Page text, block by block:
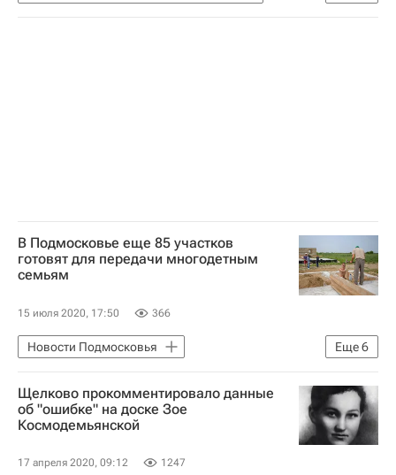
ЖКХ
Новости Подмосковья
В Подмосковье еще 85 участков
готовят для передачи многодетным
семьям
15 июля 2020, 17:50 366
Еще6
Новости Подмосковья
Московская область (Подмосковье)
Красноармейск
Орехово-Зуево
Земельные участки
Многодетные семьи
Щелково прокомментировало данные
об "ошибке" на доске Зое
Космодемьянской
17 апреля 2020, 09:12 1247